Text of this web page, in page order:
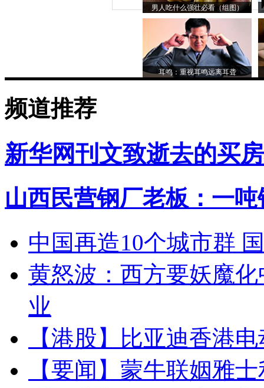
男人吃什么强壮必看（组图）
耳鸣：重视耳鸣远离耳聋
频道推荐
新华网刊文致逝去的买
山西民营钢厂老板：一
中国再造10个城市群
黄怒波：西方要妖魔
业
【港股】
比亚迪香港
【要闻】 蒙牛联姻雅